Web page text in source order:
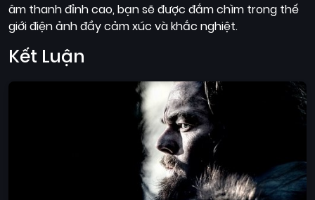
âm thanh đỉnh cao, bạn sẽ được đắm chìm trong thế
giới điện ảnh đầy cảm xúc và khắc nghiệt.
Kết Luận